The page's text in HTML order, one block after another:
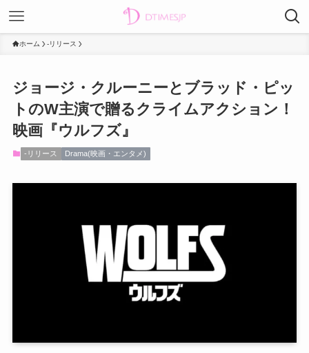
ホーム -リリース
ジョージ・クルーニーとブラッド・ピッ
トのW主演で贈るクライムアクション！
映画『ウルフズ』
-リリース Drama(映画・エンタメ)